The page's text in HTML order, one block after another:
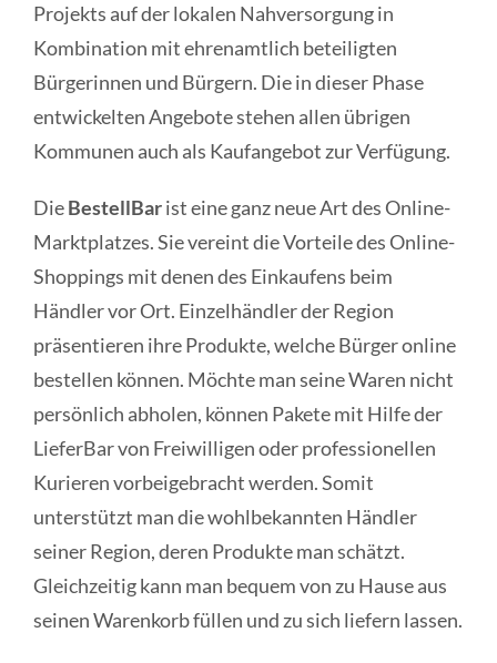
Projekts auf der lokalen Nahversorgung in
Kombination mit ehrenamtlich beteiligten
Bürgerinnen und Bürgern. Die in dieser Phase
entwickelten Angebote stehen allen übrigen
Kommunen auch als Kaufangebot zur Verfügung.
DieBestellBarist eine ganz neue Art des Online-
Marktplatzes. Sie vereint die Vorteile des Online-
Shoppings mit denen des Einkaufens beim
Händler vor Ort. Einzelhändler der Region
präsentieren ihre Produkte, welche Bürger online
bestellen können. Möchte man seine Waren nicht
persönlich abholen, können Pakete mit Hilfe der
LieferBar von Freiwilligen oder professionellen
Kurieren vorbeigebracht werden. Somit
unterstützt man die wohlbekannten Händler
seiner Region, deren Produkte man schätzt.
Gleichzeitig kann man bequem von zu Hause aus
seinen Warenkorb füllen und zu sich liefern lassen.